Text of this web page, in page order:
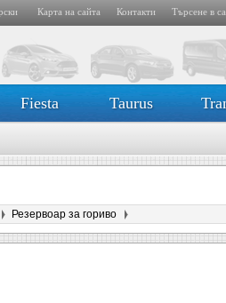
Карта на сайта Контакти Търсене в
Fiesta Taurus
Резервоар за гориво